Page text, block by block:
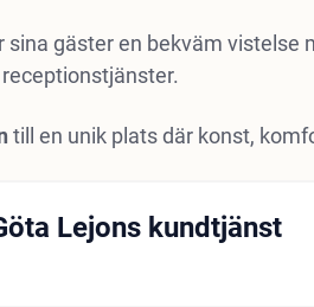
sina gäster en bekväm vistelse
till en unik plats där konst,
Lejons kundtjänst